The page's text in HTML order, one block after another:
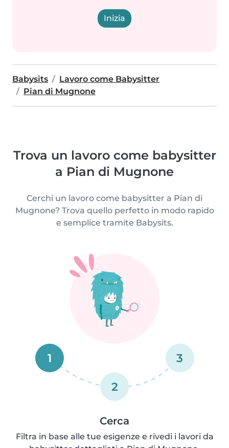
Inizia
Babysits
Lavoro come Babysitter
Pian di Mugnone
Trova un lavoro come babysitter
a Pian di Mugnone
Cerchi un lavoro come babysitter a Pian di
Mugnone? Trova quello perfetto in modo rapido
e semplice tramite Babysits.
1
2
3
Cerca
Filtra in base alle tue esigenze e rivedi i lavori da